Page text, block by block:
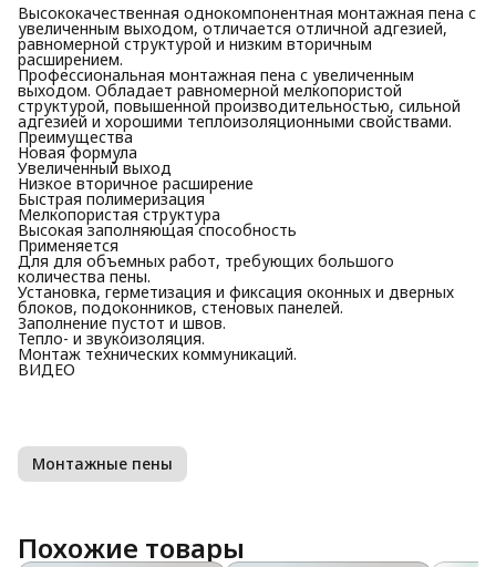
Высококачественная однокомпонентная монтажная пена с
увеличенным выходом, отличается отличной адгезией,
равномерной структурой и низким вторичным
расширением.
Профессиональная монтажная пена c увеличенным
выходом. Обладает равномерной мелкопористой
структурой, повышенной производительностью, сильной
адгезией и хорошими теплоизоляционными свойствами.
Преимущества
Новая формула
Увеличенный выход
Низкое вторичное расширение
Быстрая полимеризация
Мелкопористая структура
Высокая заполняющая способность
Применяется
Для для объемных работ, требующих большого
количества пены.
Установка, герметизация и фиксация оконных и дверных
блоков, подоконников, стеновых панелей.
Заполнение пустот и швов.
Тепло- и звукоизоляция.
Монтаж технических коммуникаций.
ВИДЕО
Монтажные пены
Похожие товары